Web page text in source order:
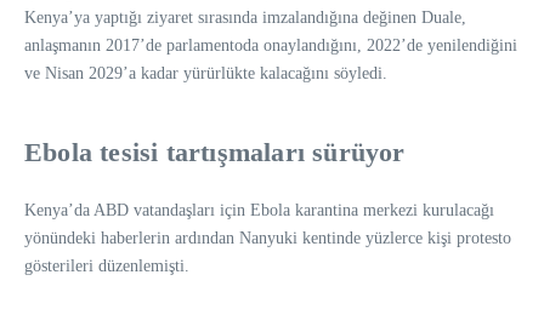
Kenya’ya yaptığı ziyaret sırasında imzalandığına değinen Duale,
anlaşmanın 2017’de parlamentoda onaylandığını, 2022’de yenilendiğini
ve Nisan 2029’a kadar yürürlükte kalacağını söyledi.
Ebola tesisi tartışmaları sürüyor
Kenya’da ABD vatandaşları için Ebola karantina merkezi kurulacağı
yönündeki haberlerin ardından Nanyuki kentinde yüzlerce kişi protesto
gösterileri düzenlemişti.